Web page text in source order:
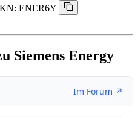
ENER6Y
Siemens Energy